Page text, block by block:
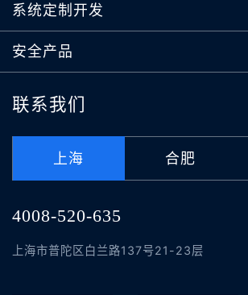
系统定制开发
安全产品
联系我们
上海 合肥
4008-520-635
上海市普陀区白兰路137号21-23层